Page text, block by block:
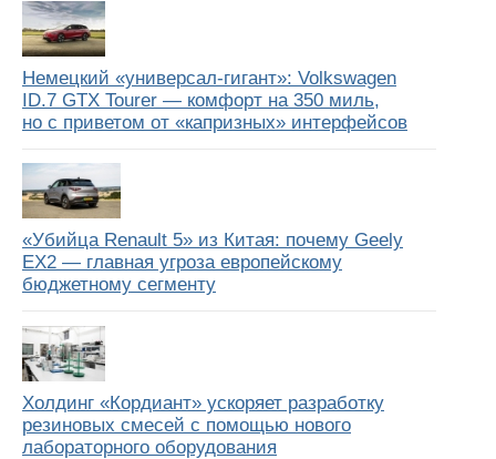
Немецкий «универсал-гигант»: Volkswagen
ID.7 GTX Tourer — комфорт на 350 миль,
но с приветом от «капризных» интерфейсов
«Убийца Renault 5» из Китая: почему Geely
EX2 — главная угроза европейскому
бюджетному сегменту
Холдинг «Кордиант» ускоряет разработку
резиновых смесей с помощью нового
лабораторного оборудования